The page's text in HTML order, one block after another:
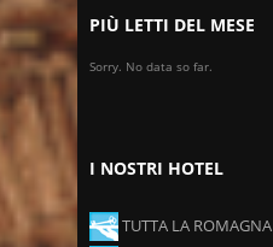
PIÙ LETTI DEL MESE
Sorry. No data so far.
I NOSTRI HOTEL
TUTTA LA ROMAGNA